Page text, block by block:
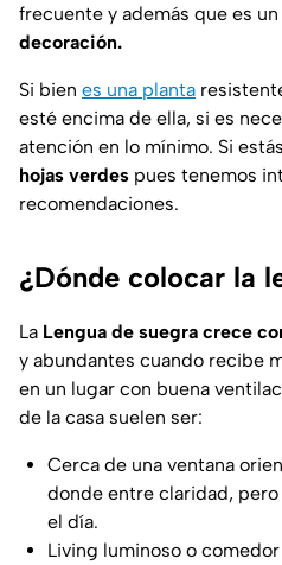
frecuente y además que es un
decoración.
Si bien es una planta
esté encima de ella, si es
atención en lo mínimo. Si
hojas verdes pues tenemos
recomendaciones.
¿Dónde colocar la
La Lengua de suegra crece
y abundantes cuando recibe
en un lugar con buena
de la casa suelen ser:
Cerca de una ventana
donde entre claridad,
el día.
Living luminoso o